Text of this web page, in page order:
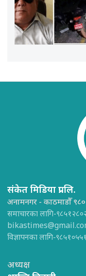
संकेत मिडिया प्रा.लि.
अनामनगर - काठमाडौँ
समाचारका लागि-
विज्ञापनका लागि-
अध्यक्ष